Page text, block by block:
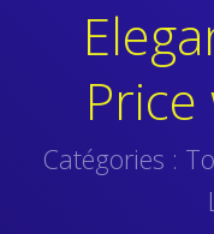
Catégories :